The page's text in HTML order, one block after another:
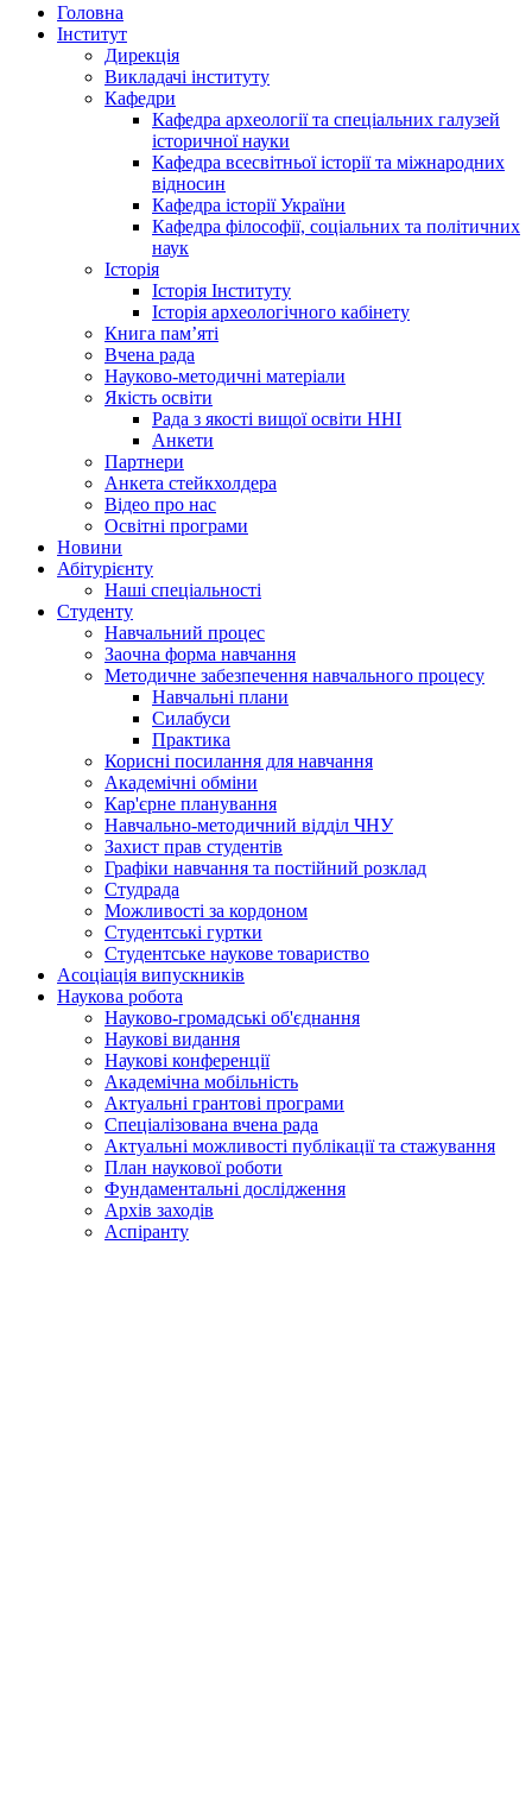
Головна
Інститут
Дирекція
Викладачі інституту
Кафедри
Кафедра археології та спеціальних галузей
історичної науки
Кафедра всесвітньої історії та міжнародних
відносин
Кафедра історії України
Кафедра філософії, соціальних та політичних
наук
Історія
Історія Інституту
Історія археологічного кабінету
Книга памʼяті
Вчена рада
Науково-методичні матеріали
Якість освіти
Рада з якості вищої освіти ННІ
Анкети
Партнери
Анкета стейкхолдера
Відео про нас
Освітні програми
Hовини
Абітурієнту
Наші спеціальності
Студенту
Навчальний процес
Заочна форма навчання
Методичне забезпечення навчального процесу
Навчальні плани
Силабуси
Практика
Корисні посилання для навчання
Академічні обміни
Кар'єрне планування
Навчально-методичний відділ ЧНУ
Захист прав студентів
Графіки навчання та постійний розклад
Студрада
Можливості за кордоном
Студентські гуртки
Студентське наукове товариство
Асоціація випускників
Наукова робота
Науково-громадські об'єднання
Наукові видання
Наукові конференції
Академічна мобільність
Актуальні грантові програми
Спеціалізована вчена рада
Актуальні можливості публікації та стажування
План наукової роботи
Фундаментальні дослідження
Архів заходів
Аспіранту